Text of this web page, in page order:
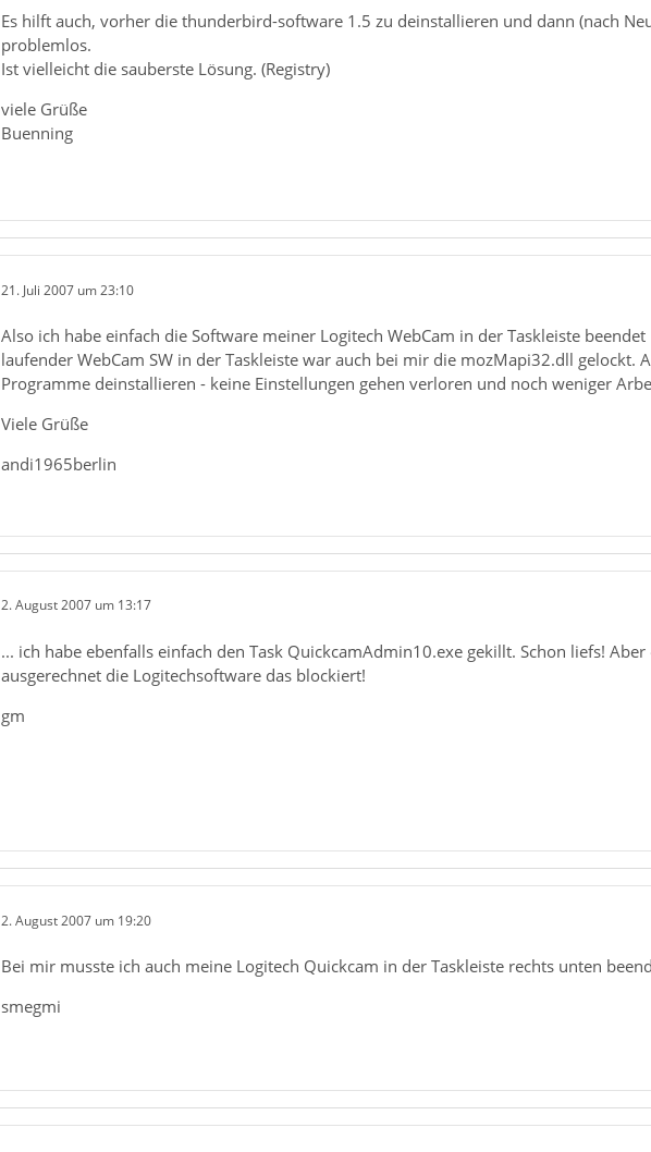
Es hilft auch, vorher die thunderbird-software 1.5 zu deinstallieren und dann (nach
problemlos.
Ist vielleicht die sauberste Lösung. (Registry)
viele Grüße
Buenning
21. Juli 2007 um 23:10
Also ich habe einfach die Software meiner Logitech WebCam in der Taskleiste
laufender WebCam SW in der Taskleiste war auch bei mir die mozMapi32.dll gelockt.
Programme deinstallieren - keine Einstellungen gehen verloren und noch weniger
Viele Grüße
andi1965berlin
2. August 2007 um 13:17
... ich habe ebenfalls einfach den Task QuickcamAdmin10.exe gekillt. Schon liefs!
ausgerechnet die Logitechsoftware das blockiert!
gm
2. August 2007 um 19:20
Bei mir musste ich auch meine Logitech Quickcam in der Taskleiste rechts unten
smegmi